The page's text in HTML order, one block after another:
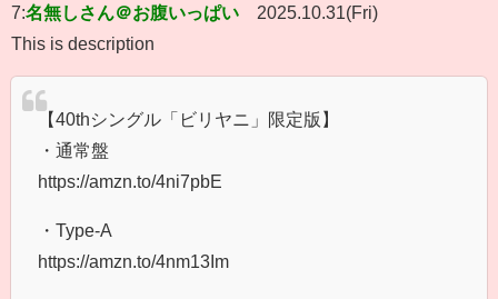
7:名無しさん＠お腹いっぱい
2025.10.31(Fri)
This is description
【40thシングル「ビリヤニ」限定版】
・通常盤
https://amzn.to/4ni7pbE
・Type-A
https://amzn.to/4nm13Im